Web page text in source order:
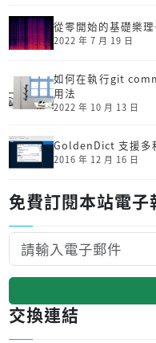
從零開始的基礎樂
2022 年 7 月 19 日
如何在執行git
用法
2022 年 10 月 13 日
GoldenDict 支援多
2016 年 12 月 16 日
免費訂閱本站電子
交換連結